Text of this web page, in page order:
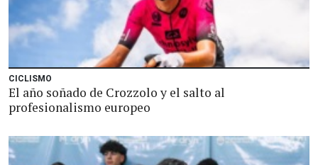
CICLISMO
El año soñado de Crozzolo y el salto al
profesionalismo europeo